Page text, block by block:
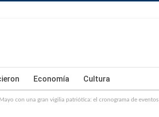
Economía Cultura
con una gran vigilia patriótica: el cronograma de eventos